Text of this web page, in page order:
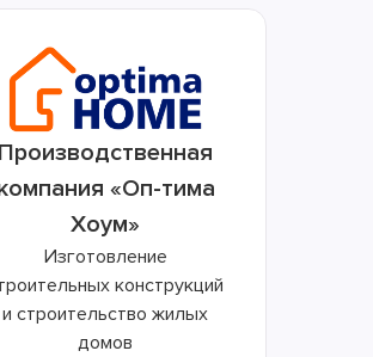
Производственная
«Оп-тима
Хоум»
Изготовление
конструкций
и строительство жилых
домов